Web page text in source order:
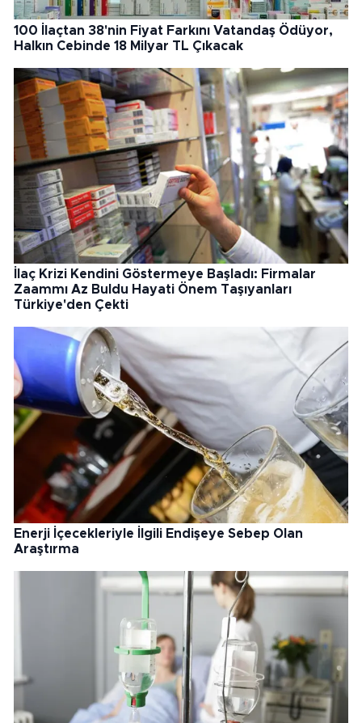
100 İlaçtan 38'nin Fiyat Farkını Vatandaş Ödüyor,
Halkın Cebinde 18 Milyar TL Çıkacak
İlaç Krizi Kendini Göstermeye Başladı: Firmalar
Zaammı Az Buldu Hayati Önem Taşıyanları
Türkiye'den Çekti
Enerji İçecekleriyle İlgili Endişeye Sebep Olan
Araştırma